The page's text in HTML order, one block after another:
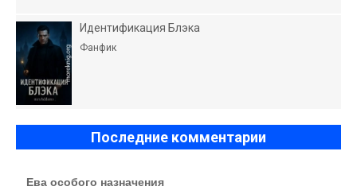
Идентификация Блэка
Фанфик
Последние комментарии
Ева особого назначения